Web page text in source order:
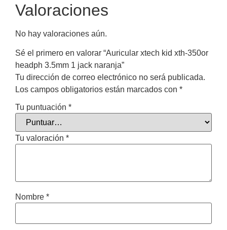
Valoraciones
No hay valoraciones aún.
Sé el primero en valorar “Auricular xtech kid xth-350or
headph 3.5mm 1 jack naranja”
Tu dirección de correo electrónico no será publicada.
Los campos obligatorios están marcados con *
Tu puntuación *
Tu valoración *
Nombre *